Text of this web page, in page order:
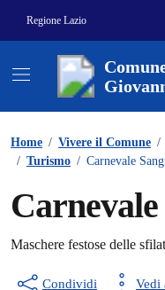
Regione Lazio
Home / Vivere il Comune /
/ Turismo / Carnevale
Carnevale
Maschere festose delle
Condividi Vedi